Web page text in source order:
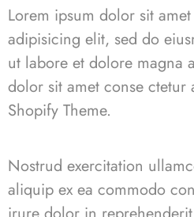
Lorem ipsum dolor sit
adipisicing elit, sed do
ut labore et dolore magna
dolor sit amet conse
Shopify Theme.
Nostrud exercitation
aliquip ex ea commodo